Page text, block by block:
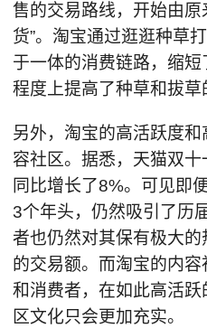
售的交易路线，开始由原
货”。淘宝通过逛逛种草
于一体的消费链路，缩
程度上提高了种草和拔草
另外，淘宝的高活跃度
容社区。据悉，天猫双十
同比增长了8%。可见即
3个年头，仍然吸引了历
者也仍然对其保有极大
的交易额。而淘宝的内
和消费者，在如此高活
区文化只会更加充实。